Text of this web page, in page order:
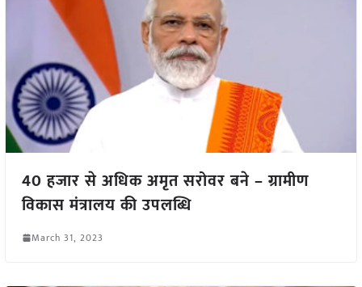
40 हजार से अधिक अमृत सरोवर बने – ग्रामीण
विकास मंत्रालय की उपलब्धि
March 31, 2023